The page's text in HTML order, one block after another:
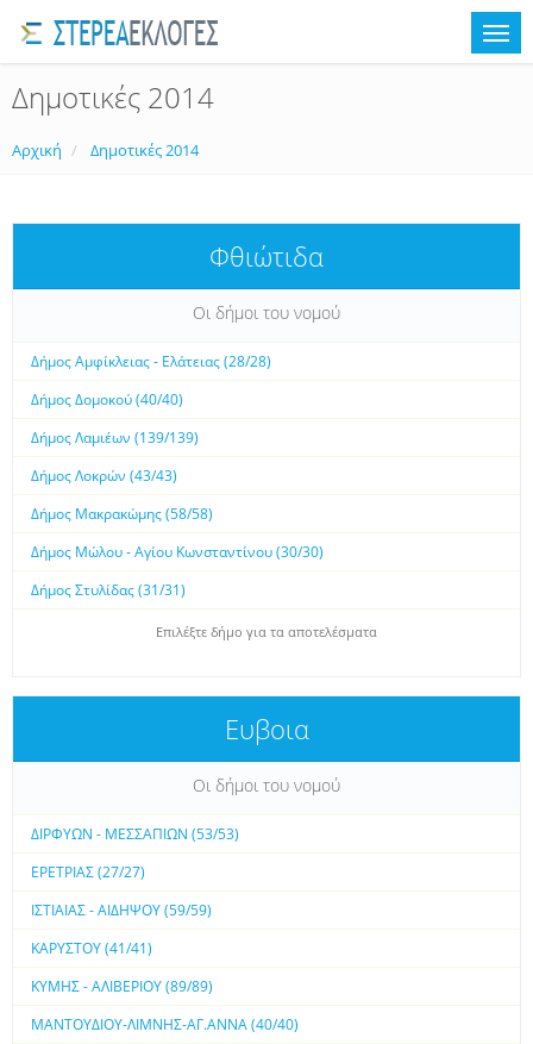
Δημοτικές 2014
Αρχική Δημοτικές 2014
Φθιώτιδα
Οι δήμοι του νομού
Δήμος Αμφίκλειας - Ελάτειας (28/28)
Δήμος Δομοκού (40/40)
Δήμος Λαμιέων (139/139)
Δήμος Λοκρών (43/43)
Δήμος Μακρακώμης (58/58)
Δήμος Μώλου - Αγίου Κωνσταντίνου (30/30)
Δήμος Στυλίδας (31/31)
Επιλέξτε δήμο για τα αποτελέσματα
Ευβοια
Οι δήμοι του νομού
ΔΙΡΦΥΩΝ - ΜΕΣΣΑΠΙΩΝ (53/53)
ΕΡΕΤΡΙΑΣ (27/27)
ΙΣΤΙΑΙΑΣ - ΑΙΔΗΨΟΥ (59/59)
ΚΑΡΥΣΤΟΥ (41/41)
ΚΥΜΗΣ - ΑΛΙΒΕΡΙΟΥ (89/89)
ΜΑΝΤΟΥΔΙΟΥ-ΛΙΜΝΗΣ-ΑΓ.ΑΝΝΑ (40/40)